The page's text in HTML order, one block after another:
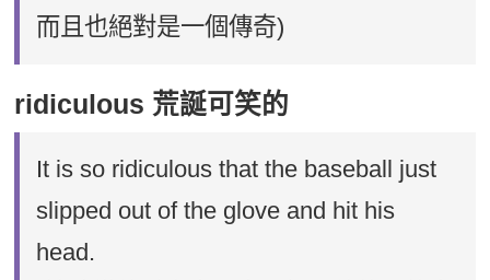
而且也絕對是一個傳奇)
ridiculous 荒誕可笑的
It is so ridiculous that the baseball just
slipped out of the glove and hit his
head.